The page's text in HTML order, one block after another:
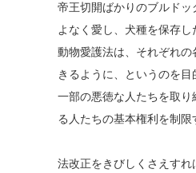
帝王切開ばかりのブルド
よなく愛し、犬種を保存し
動物愛護法は、それぞれの
きるように、というのを目
一部の悪徳な人たちを取
る人たちの基本権利を制限
法改正をきびしくさえす